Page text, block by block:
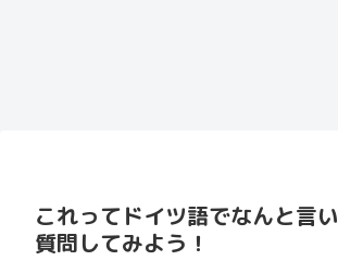
これってドイツ語でなんと言
質問してみよう！